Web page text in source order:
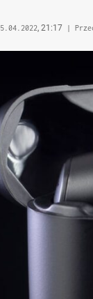
, 21:17 |